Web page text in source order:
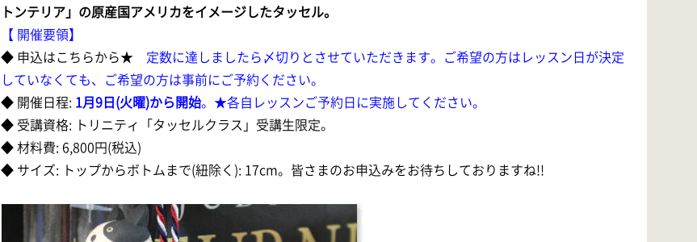
トンテリア」の原産国アメリカをイメージしたタッセル。
【 開催要領】
◆ 申込はこちらから★
定数に達しましたら〆切りとさせていただきます。ご希望の方はレッスン日が決定
していなくても、ご希望の方は事前にご予約ください。
◆ 開催日程: 1月9日(火曜)から開始。★各自レッスンご予約日に実施してください。
◆ 受講資格: トリニティ「タッセルクラス」受講生限定。
◆ 材料費: 6,800円(税込)
◆ サイズ: トップからボトムまで(紐除く): 17cm。皆さまのお申込みをお待ちしておりますね!!